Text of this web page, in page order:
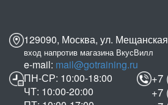
129090, Москва, ул.
вход напротив магазина ВкусВилл
e-mail: mail@gotraining.ru
ПН-СР: 10:00-18:00
ЧТ: 10:00-20:00
+7
+7